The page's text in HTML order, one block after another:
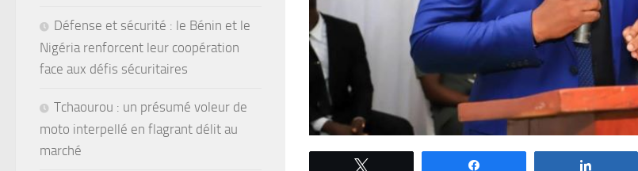
Défense et sécurité : le Bénin et le
Nigéria renforcent leur coopération
face aux défis sécuritaires
Tchaourou : un présumé voleur de
moto interpellé en flagrant délit au
marché